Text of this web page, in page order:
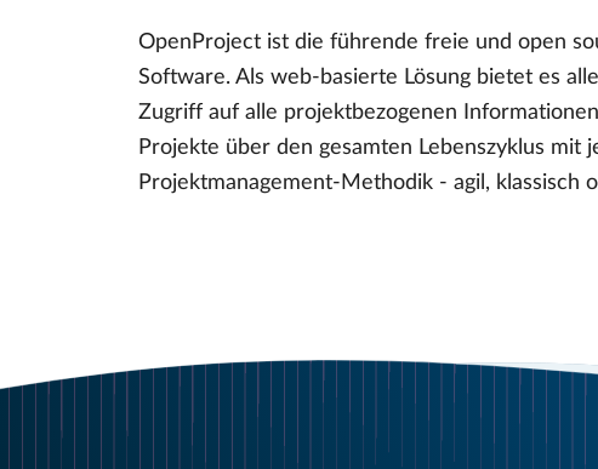
OpenProject ist die führende freie und open
Software. Als web-basierte Lösung bietet es
Zugriff auf alle projektbezogenen
Projekte über den gesamten Lebenszyklus mit
Projektmanagement-Methodik - agil, klassisch